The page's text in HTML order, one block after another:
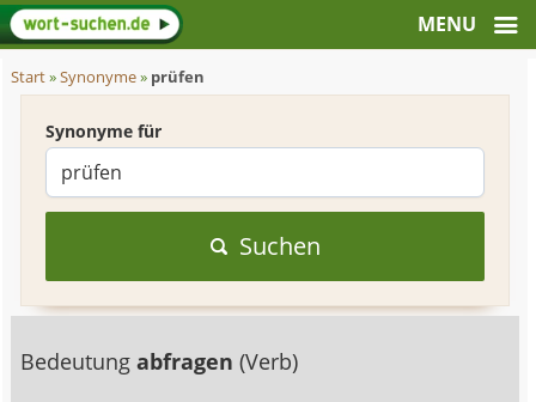
Start»Synonyme» prüfen
Synonyme für
Suchen
Bedeutungabfragen(Verb)